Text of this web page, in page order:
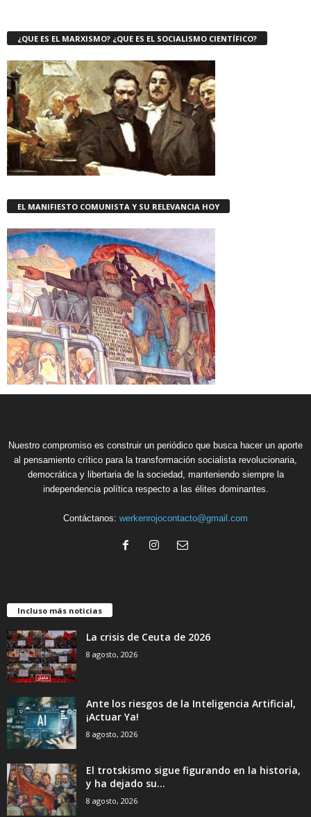
¿QUE ES EL MARXISMO? ¿QUE ES EL SOCIALISMO CIENTÍFICO?
EL MANIFIESTO COMUNISTA Y SU RELEVANCIA HOY
Nuestro compromiso es construir un periódico que busca hacer un aporte
al pensamiento crítico para la transformación socialista revolucionaria,
democrática y libertaria de la sociedad, manteniendo siempre la
independencia política respecto a las élites dominantes.
Contáctanos: werkenrojocontacto@gmail.com
Incluso más noticias
La crisis de Ceuta de 2026
8 agosto, 2026
Ante los riesgos de la Inteligencia Artificial,
¡Actuar Ya!
8 agosto, 2026
El trotskismo sigue figurando en la historia,
y ha dejado su...
8 agosto, 2026